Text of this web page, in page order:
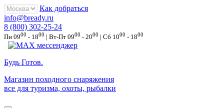
Как добраться
info@bready.ru
8 (800) 302-25-24
Пн 0900 - 1800 | Вт-Пт 0900 - 2000 | Сб 1000 - 1800
Будь Готов.
Магазин походного снаряжения
все для туризма, охоты, рыбалки